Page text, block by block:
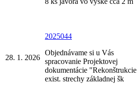
28. 1. 2026
2025044
Objednávame si u Vás
spracovanie Projektovej
dokumentácie "Rekonštrukcie
exist. strechy základnej šk